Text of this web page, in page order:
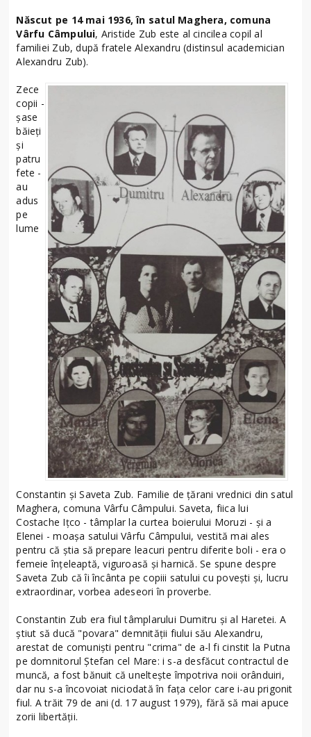
Născut pe 14 mai 1936, în satul Maghera, comuna
Vârfu Câmpului, Aristide Zub este al cincilea copil al
familiei Zub, după fratele Alexandru (distinsul academician
Alexandru Zub).
Zece
copii -
şase
băieţi
şi
patru
fete -
au
adus
pe
lume
Constantin şi Saveta Zub. Familie de ţărani vrednici din satul
Maghera, comuna Vârfu Câmpului. Saveta, fiica lui
Costache Iţco - tâmplar la curtea boierului Moruzi - şi a
Elenei - moaşa satului Vârfu Câmpului, vestită mai ales
pentru că ştia să prepare leacuri pentru diferite boli - era o
femeie înţeleaptă, viguroasă şi harnică. Se spune despre
Saveta Zub că îi încânta pe copiii satului cu poveşti şi, lucru
extraordinar, vorbea adeseori în proverbe.
Constantin Zub era fiul tâmplarului Dumitru şi al Haretei. A
ştiut să ducă "povara" demnităţii fiului său Alexandru,
arestat de comunişti pentru "crima" de a-l fi cinstit la Putna
pe domnitorul Ştefan cel Mare: i s-a desfăcut contractul de
muncă, a fost bănuit că unelteşte împotriva noii orânduiri,
dar nu s-a încovoiat niciodată în faţa celor care i-au prigonit
fiul. A trăit 79 de ani (d. 17 august 1979), fără să mai apuce
zorii libertăţii.